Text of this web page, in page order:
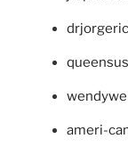
ameri-